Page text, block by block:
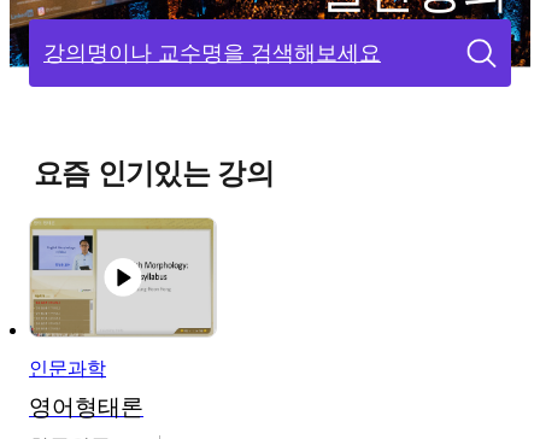
강의명이나 교수명을 검색해보세요
요즘 인기있는 강의
인문과학
영어형태론